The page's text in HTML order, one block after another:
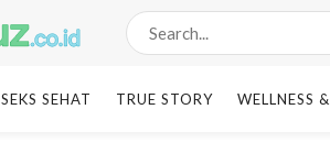
SEKS SEHAT TRUE STORY WELLNESS